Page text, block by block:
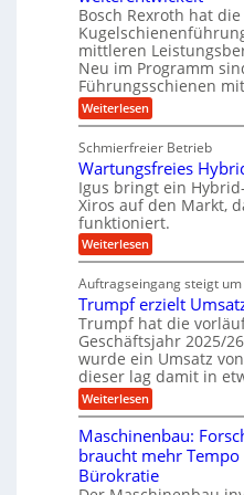
m
g
e
b
u
n
e
n
c
h
i
n
e
n
i
s
e
u
b
b
e
w
e
g
u
n
g
e
n
t
o
m
o
t
i
v
e
n
d
M
a
s
c
h
i
e
n
b
a
u
a
l
e
r
W
e
r
k
z
e
u
g
k
r
e
i
s
a
u
f
Bosch Rexroth hat die
mittleren
Neu im Programm
Führungsschienen
Weiterlesen:
K
g
e
l
s
c
h
i
e
e
n
f
ü
h
r
u
n
g
e
n
B
S
Schmierfreier Betrieb
Wartungsfreies
Igus bringt ein
Xiros auf den Markt,
funktioniert.
Weiterlesen:
W
r
t
u
n
g
s
f
r
e
e
s
H
y
Auftragseingang steigt um
Trumpf erzielt
Trumpf hat die
Geschäftsjahr 2025/
wurde ein Umsatz
dieser lag damit in
Weiterlesen:
T
u
m
p
f
Maschinenbau:
braucht mehr
Bürokratie